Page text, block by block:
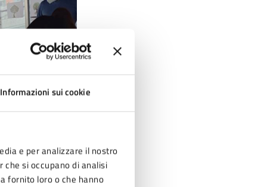
Informazioni sui cookie
e per analizzare il nostro
si occupano di analisi
fornito loro o che hanno